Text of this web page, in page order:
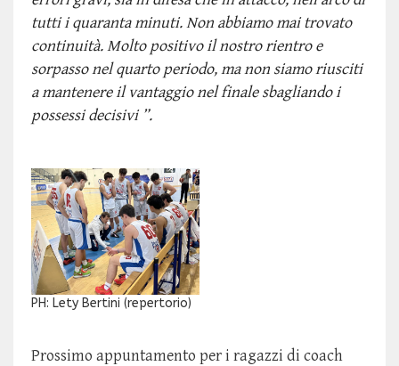
tutti i quaranta minuti. Non abbiamo mai trovato
continuità. Molto positivo il nostro rientro e
sorpasso nel quarto periodo, ma non siamo riusciti
a mantenere il vantaggio nel finale sbagliando i
possessi decisivi ”.
PH: Lety Bertini (repertorio)
Prossimo appuntamento per i ragazzi di coach